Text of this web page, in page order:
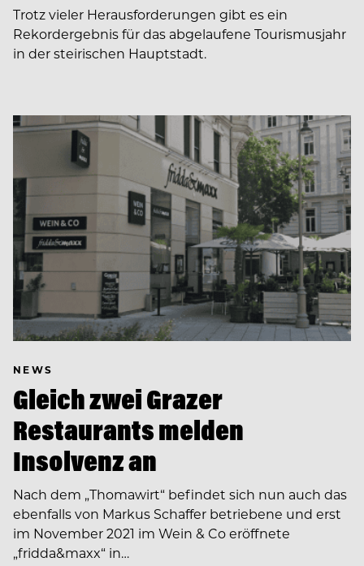
Trotz vieler Herausforderungen gibt es ein
Rekordergebnis für das abgelaufene Tourismusjahr
in der steirischen Hauptstadt.
NEWS
Gleich zwei Grazer
Restaurants melden
Insolvenz an
Nach dem „Thomawirt“ befindet sich nun auch das
ebenfalls von Markus Schaffer betriebene und erst
im November 2021 im Wein & Co eröffnete
„fridda&maxx“ in…